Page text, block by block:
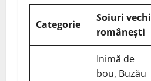
Categorie
Soiuri vechi
românești
Inimă de
bou, Buzău